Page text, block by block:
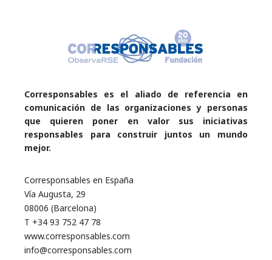
Corresponsables es el aliado de referencia en
comunicación de las organizaciones y personas
que quieren poner en valor sus iniciativas
responsables para construir juntos un mundo
mejor.
Corresponsables en España
Vía Augusta, 29
08006 (Barcelona)
T +34 93 752 47 78
www.corresponsables.com
info@corresponsables.com